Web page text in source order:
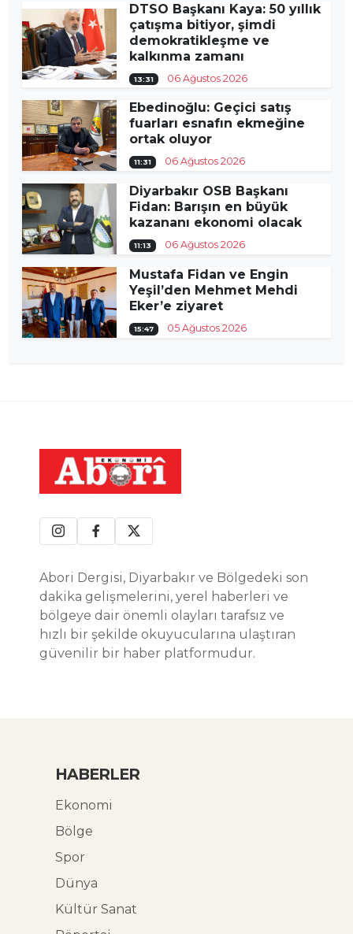
DTSO Başkanı Kaya: 50 yıllık
çatışma bitiyor, şimdi
demokratikleşme ve
kalkınma zamanı
13:31 06 Ağustos 2026
Ebedinoğlu: Geçici satış
fuarları esnafın ekmeğine
ortak oluyor
11:31 06 Ağustos 2026
Diyarbakır OSB Başkanı
Fidan: Barışın en büyük
kazananı ekonomi olacak
11:13 06 Ağustos 2026
Mustafa Fidan ve Engin
Yeşil’den Mehmet Mehdi
Eker’e ziyaret
15:47 05 Ağustos 2026
Abori Dergisi, Diyarbakır ve Bölgedeki son
dakika gelişmelerini, yerel haberleri ve
bölgeye dair önemli olayları tarafsız ve
hızlı bir şekilde okuyucularına ulaştıran
güvenilir bir haber platformudur.
HABERLER
Ekonomi
Bölge
Spor
Dünya
Kültür Sanat